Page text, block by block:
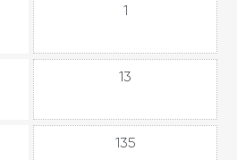
1
13
135